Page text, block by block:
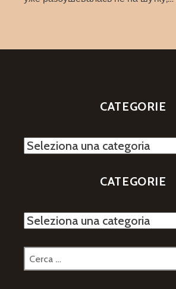
CATEGORIE
Categorie
CATEGORIE
Categorie
Ricerca
per: